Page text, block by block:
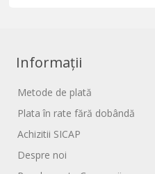
Informații
Metode de plată
Plata în rate fără dobândă
Achizitii SICAP
Despre noi